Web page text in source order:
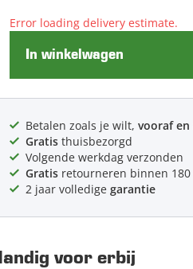
Error loading delivery estimate.
In winkelwagen
Betalen zoals je wilt, vooraf
Gratis thuisbezorgd
Volgende werkdag verzonden
Gratis retourneren binnen 180
2 jaar volledige garantie
voor erbij